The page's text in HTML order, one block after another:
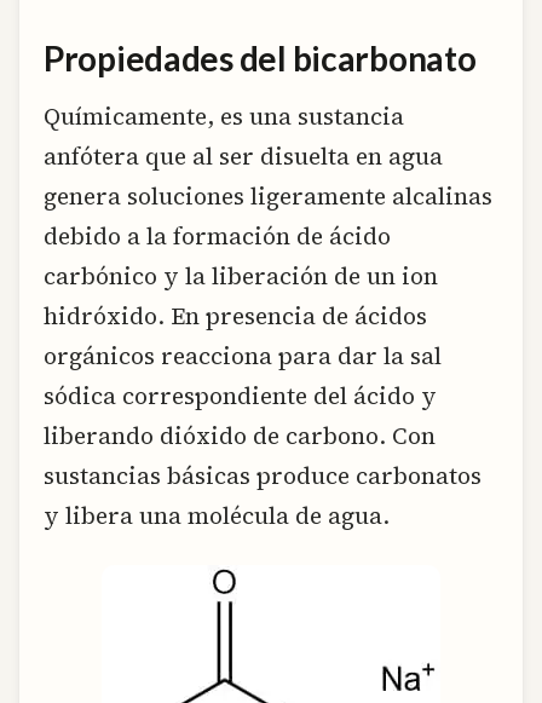
Propiedades del bicarbonato
Químicamente, es una sustancia
anfótera que al ser disuelta en agua
genera soluciones ligeramente alcalinas
debido a la formación de ácido
carbónico y la liberación de un ion
hidróxido. En presencia de ácidos
orgánicos reacciona para dar la sal
sódica correspondiente del ácido y
liberando dióxido de carbono. Con
sustancias básicas produce carbonatos
y libera una molécula de agua.